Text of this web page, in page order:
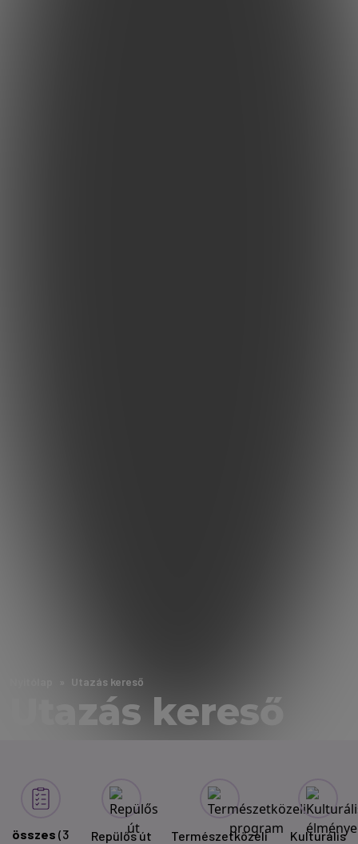
Utazás kereső
Utazás kereső
összes (3 Repülős út Természetközeli Kulturális